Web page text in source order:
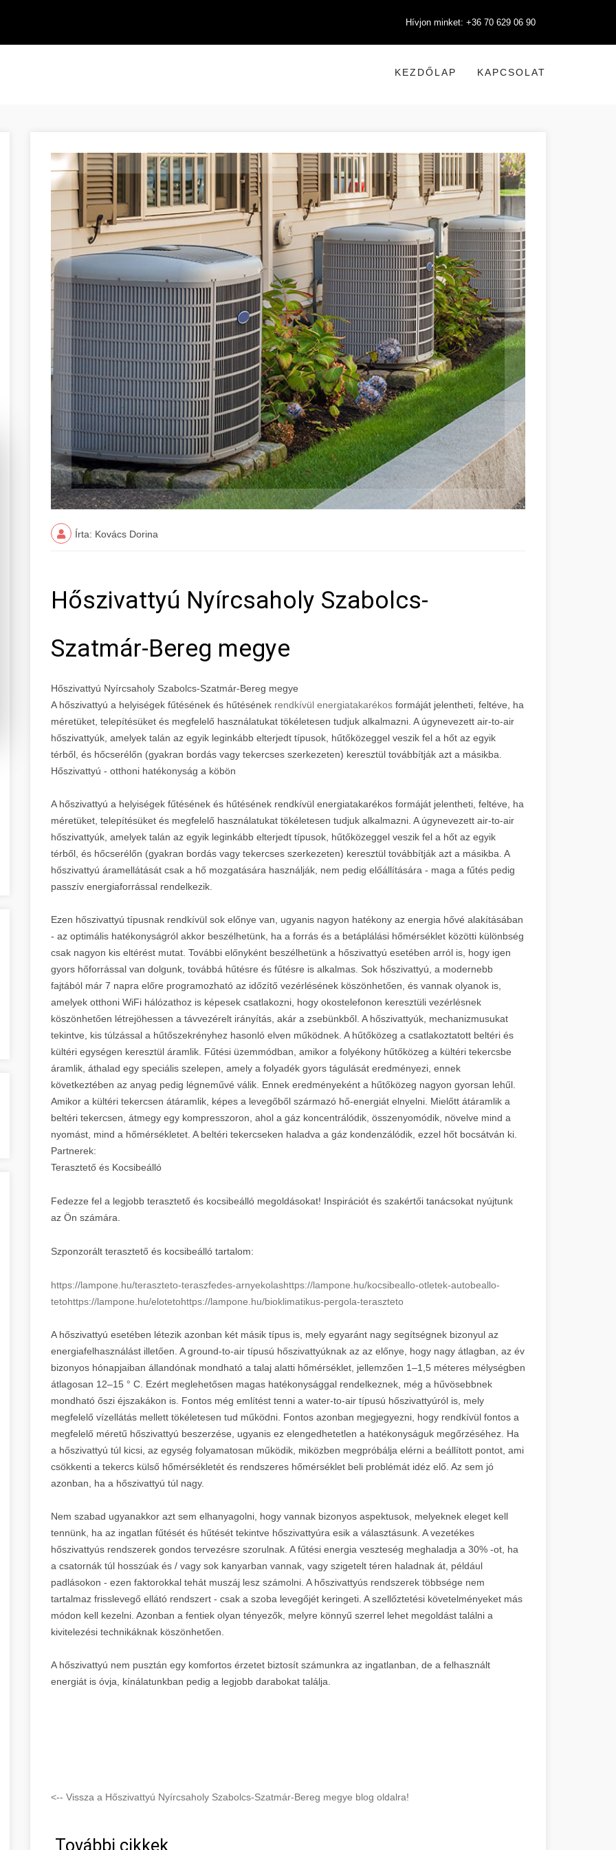
Hívjon minket: +36 70 629 06 90
KEZDŐLAP KAPCSOLAT
Írta: Kovács Dorina
Hőszivattyú Nyírcsaholy Szabolcs-
Szatmár-Bereg megye
Hőszivattyú Nyírcsaholy Szabolcs-Szatmár-Bereg megye
A hőszivattyú a helyiségek fűtésének és hűtésének rendkívül energiatakarékos formáját jelentheti, feltéve, ha
méretüket, telepítésüket és megfelelő használatukat tökéletesen tudjuk alkalmazni. A úgynevezett air-to-air
hőszivattyúk, amelyek talán az egyik leginkább elterjedt típusok, hűtőközeggel veszik fel a hőt az egyik
térből, és hőcserélőn (gyakran bordás vagy tekercses szerkezeten) keresztül továbbítják azt a másikba.
Hőszivattyú - otthoni hatékonyság a köbön
A hőszivattyú a helyiségek fűtésének és hűtésének rendkívül energiatakarékos formáját jelentheti, feltéve, ha
méretüket, telepítésüket és megfelelő használatukat tökéletesen tudjuk alkalmazni. A úgynevezett air-to-air
hőszivattyúk, amelyek talán az egyik leginkább elterjedt típusok, hűtőközeggel veszik fel a hőt az egyik
térből, és hőcserélőn (gyakran bordás vagy tekercses szerkezeten) keresztül továbbítják azt a másikba. A
hőszivattyú áramellátását csak a hő mozgatására használják, nem pedig előállítására - maga a fűtés pedig
passzív energiaforrással rendelkezik.
Ezen hőszivattyú típusnak rendkívül sok előnye van, ugyanis nagyon hatékony az energia hővé alakításában
- az optimális hatékonyságról akkor beszélhetünk, ha a forrás és a betáplálási hőmérséklet közötti különbség
csak nagyon kis eltérést mutat. További előnyként beszélhetünk a hőszivattyú esetében arról is, hogy igen
gyors hőforrással van dolgunk, továbbá hűtésre és fűtésre is alkalmas. Sok hőszivattyú, a modernebb
fajtából már 7 napra előre programozható az időzítő vezérlésének köszönhetően, és vannak olyanok is,
amelyek otthoni WiFi hálózathoz is képesek csatlakozni, hogy okostelefonon keresztüli vezérlésnek
köszönhetően létrejöhessen a távvezérelt irányítás, akár a zsebünkből. A hőszivattyúk, mechanizmusukat
tekintve, kis túlzással a hűtőszekrényhez hasonló elven működnek. A hűtőközeg a csatlakoztatott beltéri és
kültéri egységen keresztül áramlik. Fűtési üzemmódban, amikor a folyékony hűtőközeg a kültéri tekercsbe
áramlik, áthalad egy speciális szelepen, amely a folyadék gyors tágulását eredményezi, ennek
következtében az anyag pedig légneművé válik. Ennek eredményeként a hűtőközeg nagyon gyorsan lehűl.
Amikor a kültéri tekercsen átáramlik, képes a levegőből származó hő-energiát elnyelni. Mielőtt átáramlik a
beltéri tekercsen, átmegy egy kompresszoron, ahol a gáz koncentrálódik, összenyomódik, növelve mind a
nyomást, mind a hőmérsékletet. A beltéri tekercseken haladva a gáz kondenzálódik, ezzel hőt bocsátván ki.
Partnerek:
Terasztető és Kocsibeálló
Fedezze fel a legjobb terasztető és kocsibeálló megoldásokat! Inspirációt és szakértői tanácsokat nyújtunk
az Ön számára.
Szponzorált terasztető és kocsibeálló tartalom:
https://lampone.hu/teraszteto-teraszfedes-arnyekolashttps://lampone.hu/kocsibeallo-otletek-autobeallo-
tetohttps://lampone.hu/elotetohttps://lampone.hu/bioklimatikus-pergola-teraszteto
A hőszivattyú esetében létezik azonban két másik típus is, mely egyaránt nagy segítségnek bizonyul az
energiafelhasználást illetően. A ground-to-air típusú hőszivattyúknak az az előnye, hogy nagy átlagban, az év
bizonyos hónapjaiban állandónak mondható a talaj alatti hőmérséklet, jellemzően 1–1,5 méteres mélységben
átlagosan 12–15 ° C. Ezért meglehetősen magas hatékonysággal rendelkeznek, még a hűvösebbnek
mondható őszi éjszakákon is. Fontos még említést tenni a water-to-air típusú hőszivattyúról is, mely
megfelelő vízellátás mellett tökéletesen tud működni. Fontos azonban megjegyezni, hogy rendkívül fontos a
megfelelő méretű hőszivattyú beszerzése, ugyanis ez elengedhetetlen a hatékonyságuk megőrzéséhez. Ha
a hőszivattyú túl kicsi, az egység folyamatosan működik, miközben megpróbálja elérni a beállított pontot, ami
csökkenti a tekercs külső hőmérsékletét és rendszeres hőmérséklet beli problémát idéz elő. Az sem jó
azonban, ha a hőszivattyú túl nagy.
Nem szabad ugyanakkor azt sem elhanyagolni, hogy vannak bizonyos aspektusok, melyeknek eleget kell
tennünk, ha az ingatlan fűtését és hűtését tekintve hőszivattyúra esik a választásunk. A vezetékes
hőszivattyús rendszerek gondos tervezésre szorulnak. A fűtési energia veszteség meghaladja a 30% -ot, ha
a csatornák túl hosszúak és / vagy sok kanyarban vannak, vagy szigetelt téren haladnak át, például
padlásokon - ezen faktorokkal tehát muszáj lesz számolni. A hőszivattyús rendszerek többsége nem
tartalmaz frisslevegő ellátó rendszert - csak a szoba levegőjét keringeti. A szellőztetési követelményeket más
módon kell kezelni. Azonban a fentiek olyan tényezők, melyre könnyű szerrel lehet megoldást találni a
kivitelezési technikáknak köszönhetően.
A hőszivattyú nem pusztán egy komfortos érzetet biztosít számunkra az ingatlanban, de a felhasznált
energiát is óvja, kínálatunkban pedig a legjobb darabokat találja.
<-- Vissza a Hőszivattyú Nyírcsaholy Szabolcs-Szatmár-Bereg megye blog oldalra!
További cikkek